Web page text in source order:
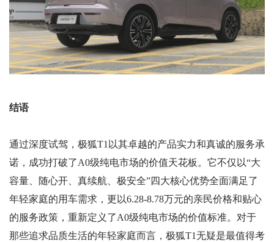
结语
通过深度试驾，极狐T1以其卓越的产品实力和真诚的服务承
诺，成功打破了A0级纯电市场的价值天花板。它不仅以“大
容量、随心开、真续航、极安全”四大核心优势全面满足了
年轻家庭的用车需求，更以6.28-8.78万元的亲民价格和贴心
的服务政策，重新定义了A0级纯电市场的价值标准。对于
那些追求品质生活的年轻家庭而言，极狐T1无疑是最值得考